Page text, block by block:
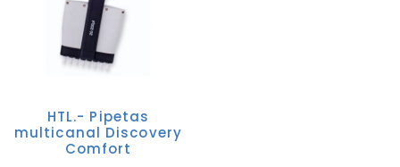
HTL.- Pipetas
multicanal Discovery
Comfort